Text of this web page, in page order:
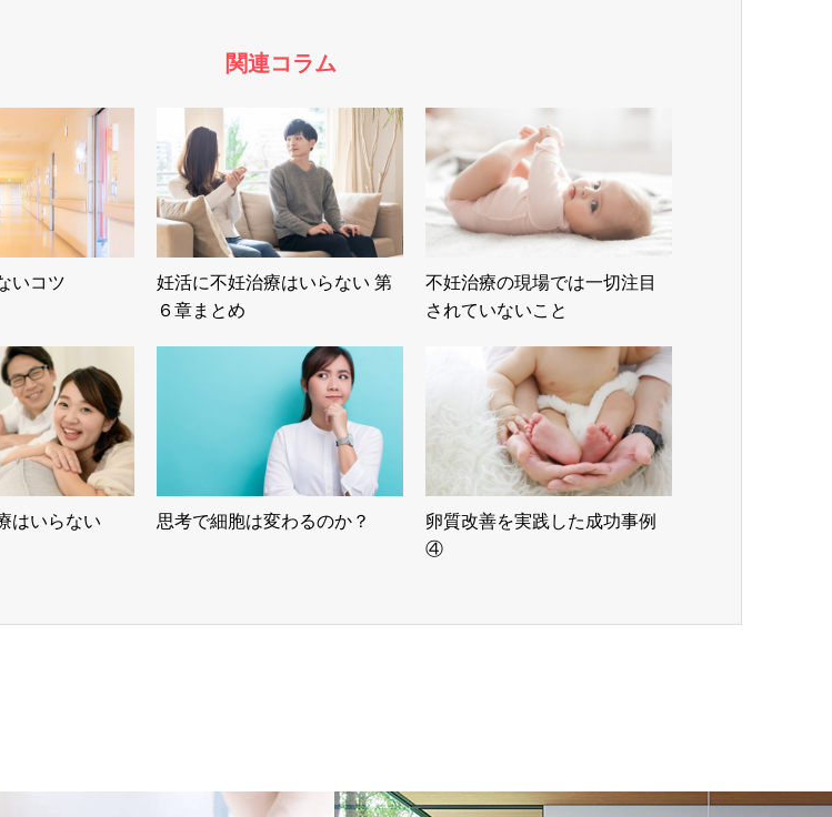
関連コラム
いコツ
妊活に不妊治療はいらない 第
６章まとめ
不妊治療の現場では一切注目
されていないこと
はいらない
思考で細胞は変わるのか？
卵質改善を実践した成功事例
④